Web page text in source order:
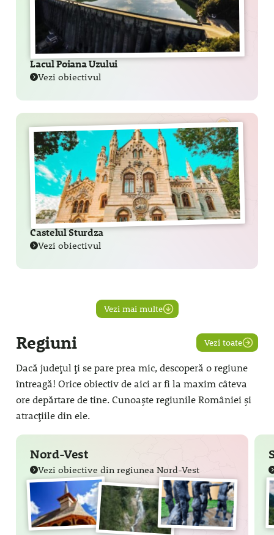
Lacul Poiana Uzului
Vezi obiectivul
Castelul Sturdza
Vezi obiectivul
Vezi mai multe
Regiuni Vezi toate
Dacă județul ți se pare prea mic, descoperă o regiune
întreagă! Orice obiectiv de aici ar fi la maxim câteva
ore depărtare de tine. Cunoaște regiunile României și
atracțiile din ele.
Nord-Vest
Vezi obiective din regiunea Nord-Vest